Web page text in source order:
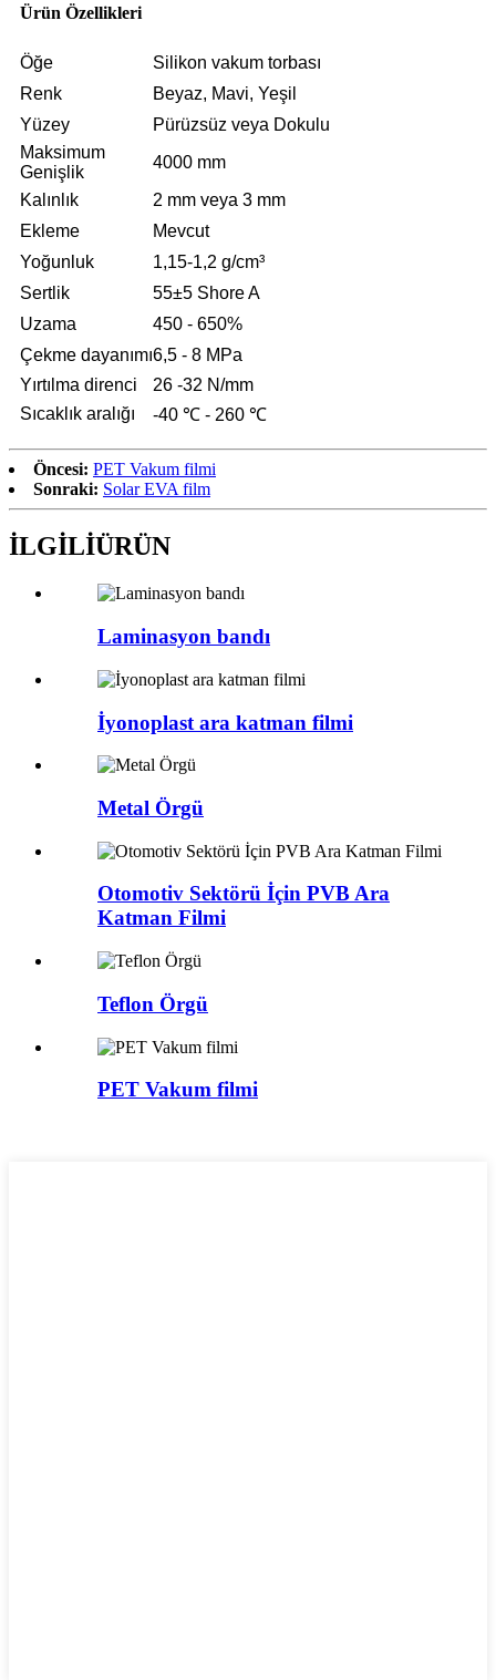
Ürün Özellikleri
Öğe
Silikon vakum torbası
Renk
Beyaz, Mavi, Yeşil
Yüzey
Pürüzsüz veya Dokulu
Maksimum
Genişlik
4000 mm
Kalınlık
2 mm veya 3 mm
Ekleme
Mevcut
Yoğunluk
1,15-1,2 g/cm³
Sertlik
55±5 Shore A
Uzama
450 - 650%
Çekme dayanımı6,5 - 8 MPa
Yırtılma direnci
26 -32 N/mm
Sıcaklık aralığı
-40 ℃ - 260 ℃
Öncesi: PET Vakum filmi
Sonraki: Solar EVA film
İLGİLİÜRÜN
Laminasyon bandı
İyonoplast ara katman filmi
Metal Örgü
Otomotiv Sektörü İçin PVB Ara
Katman Filmi
Teflon Örgü
PET Vakum filmi